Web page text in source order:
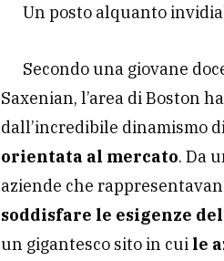
Un posto alquanto
Secondo una giovane
Saxenian, l’area di Boston
dall’incredibile dinamismo
orientata al mercato. Da
aziende che
soddisfare le esigenze
un gigantesco sito in cui le